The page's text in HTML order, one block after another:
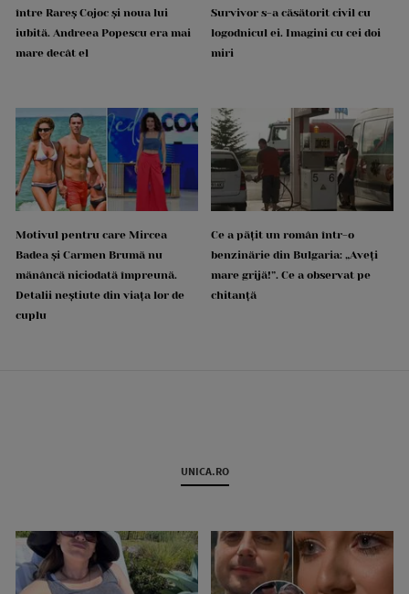
între Rareș Cojoc și noua lui
iubită. Andreea Popescu era mai
mare decât el
Survivor s-a căsătorit civil cu
logodnicul ei. Imagini cu cei doi
miri
Motivul pentru care Mircea
Badea și Carmen Brumă nu
mănâncă niciodată împreună.
Detalii neștiute din viața lor de
cuplu
Ce a pățit un român într-o
benzinărie din Bulgaria: „Aveți
mare grijă!”. Ce a observat pe
chitanță
UNICA.RO